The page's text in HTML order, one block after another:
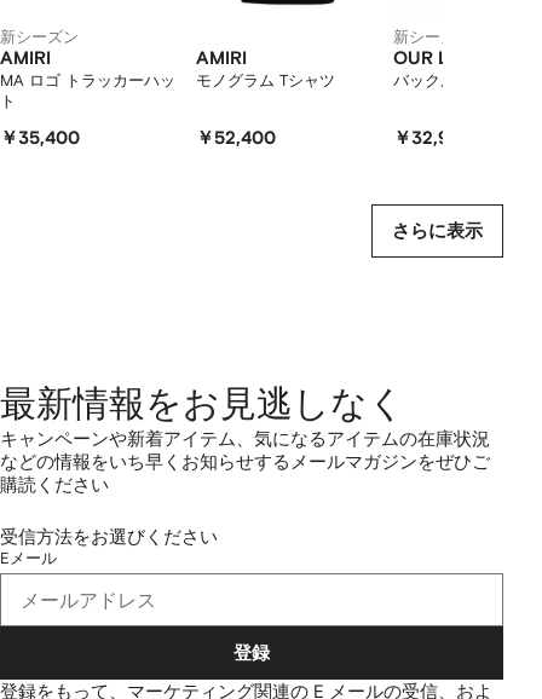
新シーズン
AMIRI
MA ロゴ トラッカーハッ
ト
￥35,400
AMIRI
モノグラム Tシャツ
￥52,400
新シーズン
OUR LEGACY
バックル レザーベル
￥32,900
さらに表示
最新情報をお見逃しなく
キャンペーンや新着アイテム、気になるアイテムの在庫状況
などの情報をいち早くお知らせするメールマガジンをぜひご
購読ください
受信方法をお選びください
Eメール
登録
登録をもって、マーケティング関連の E メールの受信、およ